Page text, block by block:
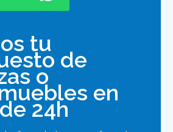
tu
de
o
en
24h